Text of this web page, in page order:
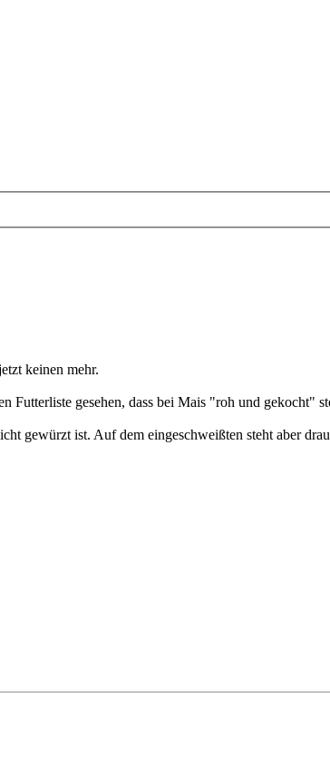
keinen mehr.
gesehen, dass bei Mais "roh und gekocht"
gewürzt ist. Auf dem eingeschweißten steht aber